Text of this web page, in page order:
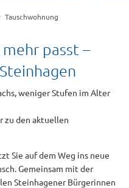
Tauschwohnung
passt –
weniger Stufen im Alter
zu den aktuellen
Sie auf dem Weg ins neue
Gemeinsam mit der
Steinhagener Bürgerinnen